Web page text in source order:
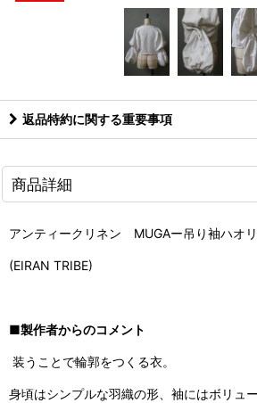
返品特約に関する重要事項
商品詳細
アンティークリネン MUGAー吊り袖ハオ
(EIRAN TRIBE)
■製作者からのコメント
装うことで輪郭をつくる衣。
身頃はシンプルな羽織の形、袖にはボリュ